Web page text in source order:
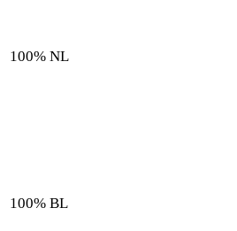
100% NL
100% BL